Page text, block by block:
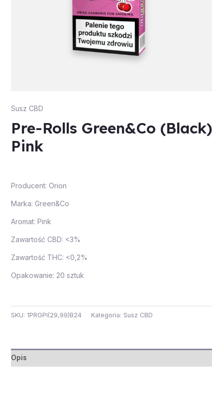
Susz CBD
Pre-Rolls Green&Co (Black)
Pink
Producent: Orion
Marka: Green&Co
Aromat: Pink
Zawartość CBD: <3%
Zawartość THC: <0,2%
Opakowanie: 20 sztuk
SKU: 1PRGPI(29,99)B24 Kategoria: Susz CBD
Opis